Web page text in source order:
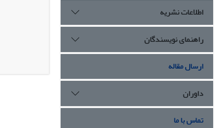
اطلاعات نشریه
راهنمای نویسندگان
ارسال مقاله
داوران
تماس با ما